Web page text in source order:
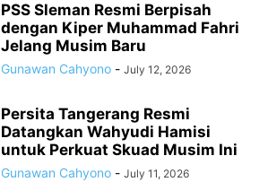
PSS Sleman Resmi Berpisah
dengan Kiper Muhammad Fahri
Jelang Musim Baru
Gunawan Cahyono - July 12, 2026
Persita Tangerang Resmi
Datangkan Wahyudi Hamisi
untuk Perkuat Skuad Musim Ini
Gunawan Cahyono - July 11, 2026